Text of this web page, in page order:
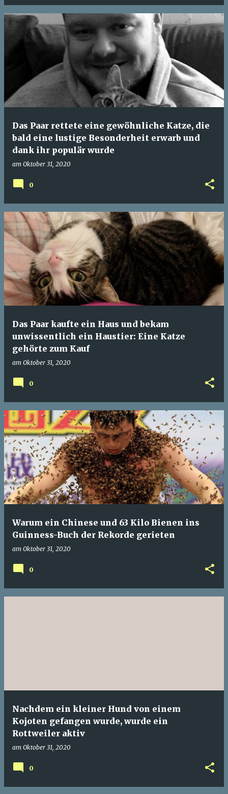
Das Paar rettete eine gewöhnliche Katze, die
bald eine lustige Besonderheit erwarb und
dank ihr populär wurde
am Oktober 31, 2020
0
Das Paar kaufte ein Haus und bekam
unwissentlich ein Haustier: Eine Katze
gehörte zum Kauf
am Oktober 31, 2020
0
Warum ein Chinese und 63 Kilo Bienen ins
Guinness-Buch der Rekorde gerieten
am Oktober 31, 2020
0
Nachdem ein kleiner Hund von einem
Kojoten gefangen wurde, wurde ein
Rottweiler aktiv
am Oktober 31, 2020
0